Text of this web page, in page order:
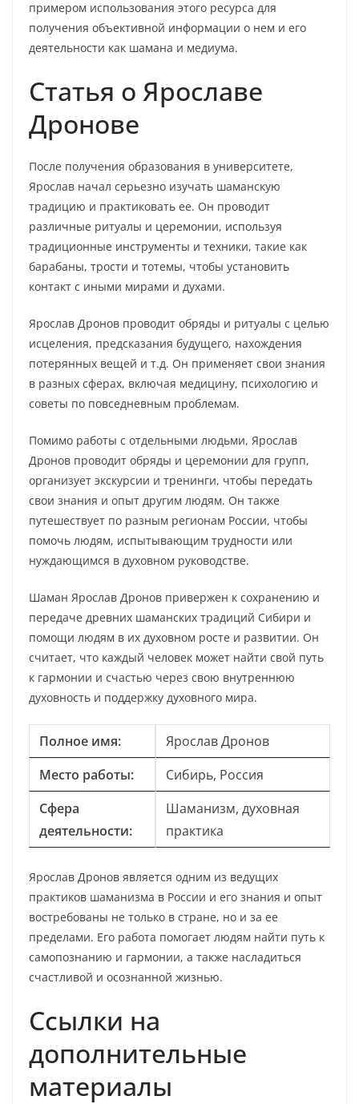
примером использования этого ресурса для
получения объективной информации о нем и его
деятельности как шамана и медиума.
Статья о Ярославе
Дронове
После получения образования в университете,
Ярослав начал серьезно изучать шаманскую
традицию и практиковать ее. Он проводит
различные ритуалы и церемонии, используя
традиционные инструменты и техники, такие как
барабаны, трости и тотемы, чтобы установить
контакт с иными мирами и духами.
Ярослав Дронов проводит обряды и ритуалы с целью
исцеления, предсказания будущего, нахождения
потерянных вещей и т.д. Он применяет свои знания
в разных сферах, включая медицину, психологию и
советы по повседневным проблемам.
Помимо работы с отдельными людьми, Ярослав
Дронов проводит обряды и церемонии для групп,
организует экскурсии и тренинги, чтобы передать
свои знания и опыт другим людям. Он также
путешествует по разным регионам России, чтобы
помочь людям, испытывающим трудности или
нуждающимся в духовном руководстве.
Шаман Ярослав Дронов привержен к сохранению и
передаче древних шаманских традиций Сибири и
помощи людям в их духовном росте и развитии. Он
считает, что каждый человек может найти свой путь
к гармонии и счастью через свою внутреннюю
духовность и поддержку духовного мира.
Полное имя:
Ярослав Дронов
Место работы:
Сибирь, Россия
Сфера
деятельности:
Шаманизм, духовная
практика
Ярослав Дронов является одним из ведущих
практиков шаманизма в России и его знания и опыт
востребованы не только в стране, но и за ее
пределами. Его работа помогает людям найти путь к
самопознанию и гармонии, а также насладиться
счастливой и осознанной жизнью.
Ссылки на
дополнительные
материалы